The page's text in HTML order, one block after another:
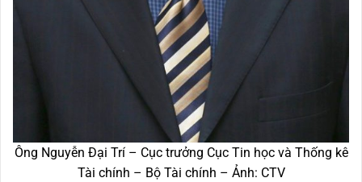
Ông Nguyễn Đại Trí – Cục trưởng Cục Tin học và Thống kê
Tài chính – Bộ Tài chính – Ảnh: CTV